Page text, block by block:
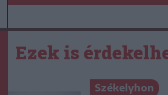
Ezek is
Székelyhon